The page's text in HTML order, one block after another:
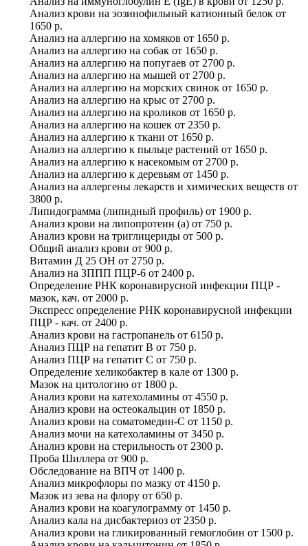
Анализ крови на эозинофильный катионный белок от
1650 р.
Анализ на аллергию на хомяков от 1650 р.
Анализ на аллергию на собак от 1650 р.
Анализ на аллергию на попугаев от 2700 р.
Анализ на аллергию на мышей от 2700 р.
Анализ на аллергию на морских свинок от 1650 р.
Анализ на аллергию на крыс от 2700 р.
Анализ на аллергию на кроликов от 1650 р.
Анализ на аллергию на кошек от 2350 р.
Анализ на аллергию к ткани от 1650 р.
Анализ на аллергию к пыльце растений от 1650 р.
Анализ на аллергию к насекомым от 2700 р.
Анализ на аллергию к деревьям от 1450 р.
Анализ на аллергены лекарств и химических веществ от
3800 р.
Липидограмма (липидный профиль) от 1900 р.
Анализ крови на липопротеин (а) от 750 р.
Анализ крови на триглицериды от 500 р.
Общий анализ крови от 900 р.
Витамин Д 25 ОН от 2750 р.
Анализ на ЗППП ПЦР-6 от 2400 р.
Определение РНК коронавирусной инфекции ПЦР -
мазок, кач. от 2000 р.
Экспресс определение РНК коронавирусной инфекции
ПЦР - кач. от 2400 р.
Анализ крови на гастропанель от 6150 р.
Анализ ПЦР на гепатит B от 750 р.
Анализ ПЦР на гепатит С от 750 р.
Определение хеликобактер в кале от 1300 р.
Мазок на цитологию от 1800 р.
Анализ крови на катехоламины от 4550 р.
Анализ крови на остеокальцин от 1850 р.
Анализ крови на соматомедин-С от 1150 р.
Анализ мочи на катехоламины от 3450 р.
Анализ крови на стерильность от 2300 р.
Проба Шиллера от 900 р.
Обследование на ВПЧ от 1400 р.
Анализ микрофлоры по мазку от 4150 р.
Мазок из зева на флору от 650 р.
Анализ крови на коагулограмму от 1450 р.
Анализ кала на дисбактериоз от 2350 р.
Анализ крови на гликированный гемоглобин от 1500 р.